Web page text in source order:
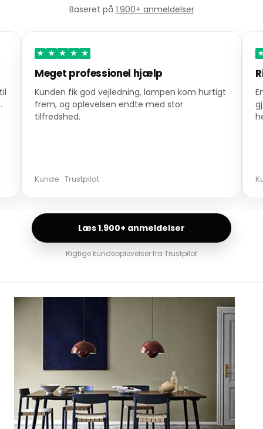
Baseret på 1.900+ anmeldelser
★ ★ ★ ★ ★
Meget professionel hjælp
Kunden fik god vejledning, lampen kom hurtigt
frem, og oplevelsen endte med stor
tilfredshed.
Kunde · Trustpilot
★
Læs 1.900+ anmeldelser
Rigtige kundeoplevelser fra Trustpilot